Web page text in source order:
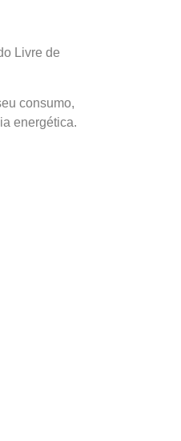
Livre de
consumo,
energética.